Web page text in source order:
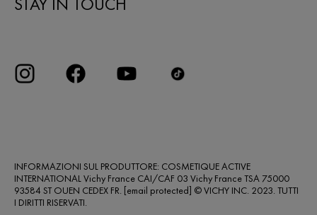
INFORMAZIONI SUL PRODUTTORE: COSMETIQUE ACTIVE
INTERNATIONAL Vichy France CAI/CAF 03 Vichy France TSA 75000
93584 ST OUEN CEDEX FR. [email protected] © VICHY INC. 2023. TUTTI
I DIRITTI RISERVATI.